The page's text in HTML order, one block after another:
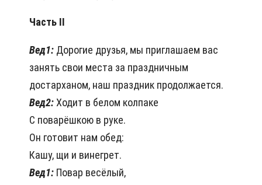
Часть ІІ
Вед1: Дорогие друзья, мы приглашаем вас
занять свои места за праздничным
достарханом, наш праздник продолжается.
Вед2: Ходит в белом колпаке
С поварёшкою в руке.
Он готовит нам обед:
Кашу, щи и винегрет.
Вед1: Повар весёлый,